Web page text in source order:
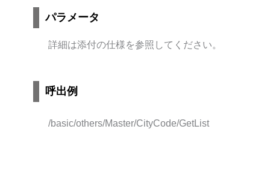
パラメータ
詳細は添付の仕様を参照してください。
呼出例
/basic/others/Master/CityCode/GetList